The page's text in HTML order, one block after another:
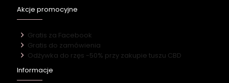
Akcje promocyjne
Gratis za Facebook
Gratis do zamówienia
Odżywka do rzęs -50% przy zakupie tuszu CBD
Informacje